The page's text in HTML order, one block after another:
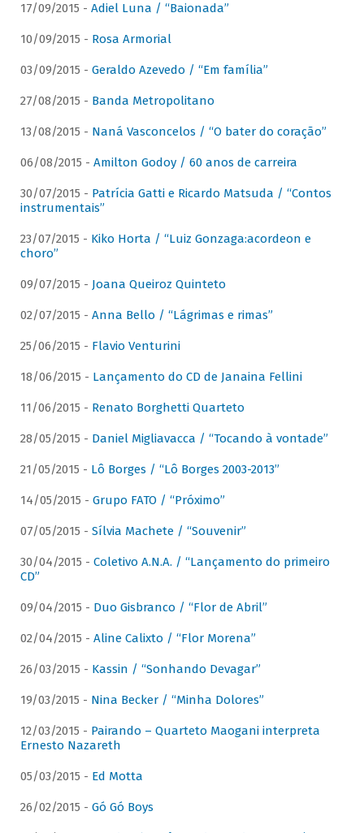
17/09/2015 - Adiel Luna / “Baionada”
10/09/2015 - Rosa Armorial
03/09/2015 - Geraldo Azevedo / “Em família”
27/08/2015 - Banda Metropolitano
13/08/2015 - Naná Vasconcelos / “O bater do coração”
06/08/2015 - Amilton Godoy / 60 anos de carreira
30/07/2015 - Patrícia Gatti e Ricardo Matsuda / “Contos
instrumentais”
23/07/2015 - Kiko Horta / “Luiz Gonzaga:acordeon e
choro”
09/07/2015 - Joana Queiroz Quinteto
02/07/2015 - Anna Bello / “Lágrimas e rimas”
25/06/2015 - Flavio Venturini
18/06/2015 - Lançamento do CD de Janaina Fellini
11/06/2015 - Renato Borghetti Quarteto
28/05/2015 - Daniel Migliavacca / “Tocando à vontade”
21/05/2015 - Lô Borges / “Lô Borges 2003-2013”
14/05/2015 - Grupo FATO / “Próximo”
07/05/2015 - Sílvia Machete / “Souvenir”
30/04/2015 - Coletivo A.N.A. / “Lançamento do primeiro
CD”
09/04/2015 - Duo Gisbranco / “Flor de Abril”
02/04/2015 - Aline Calixto / “Flor Morena”
26/03/2015 - Kassin / “Sonhando Devagar”
19/03/2015 - Nina Becker / “Minha Dolores”
12/03/2015 - Pairando – Quarteto Maogani interpreta
Ernesto Nazareth
05/03/2015 - Ed Motta
26/02/2015 - Gó Gó Boys